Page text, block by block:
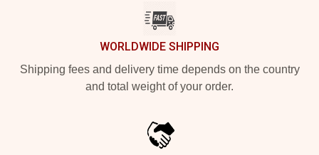
WORLDWIDE SHIPPING
Shipping fees and delivery time depends on the country
and total weight of your order.